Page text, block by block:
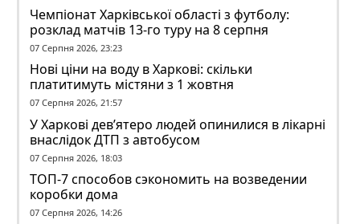
Чемпіонат Харківської області з футболу:
розклад матчів 13-го туру на 8 серпня
07 Серпня 2026, 23:23
Нові ціни на воду в Харкові: скільки
платитимуть містяни з 1 жовтня
07 Серпня 2026, 21:57
У Харкові дев’ятеро людей опинилися в лікарні
внаслідок ДТП з автобусом
07 Серпня 2026, 18:03
ТОП-7 способов сэкономить на возведении
коробки дома
07 Серпня 2026, 14:26